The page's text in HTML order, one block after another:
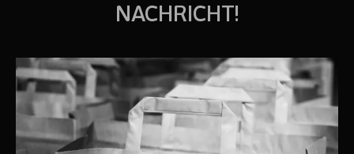
NACHRICHT!